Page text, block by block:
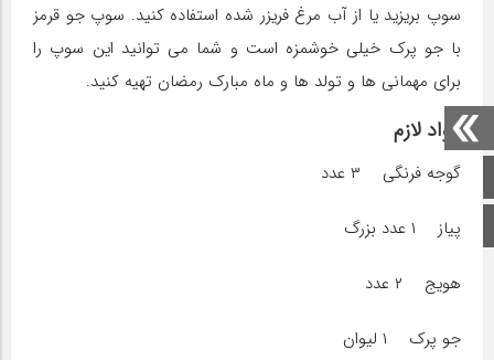
صفحه اصلی
اینستاگرام
سوپ بریزید یا از آب مرغ فریزر شده استفاده کنید. سوپ جو قرمز
با جو پرک خیلی خوشمزه است و شما می توانید این سوپ را
برای مهمانی ها و تولد ها و ماه مبارک رمضان تهیه کنید.
مواد لازم
گوجه فرنگی ۳ عدد
پیاز ۱ عدد بزرگ
هویج ۲ عدد
جو پرک ۱ لیوان